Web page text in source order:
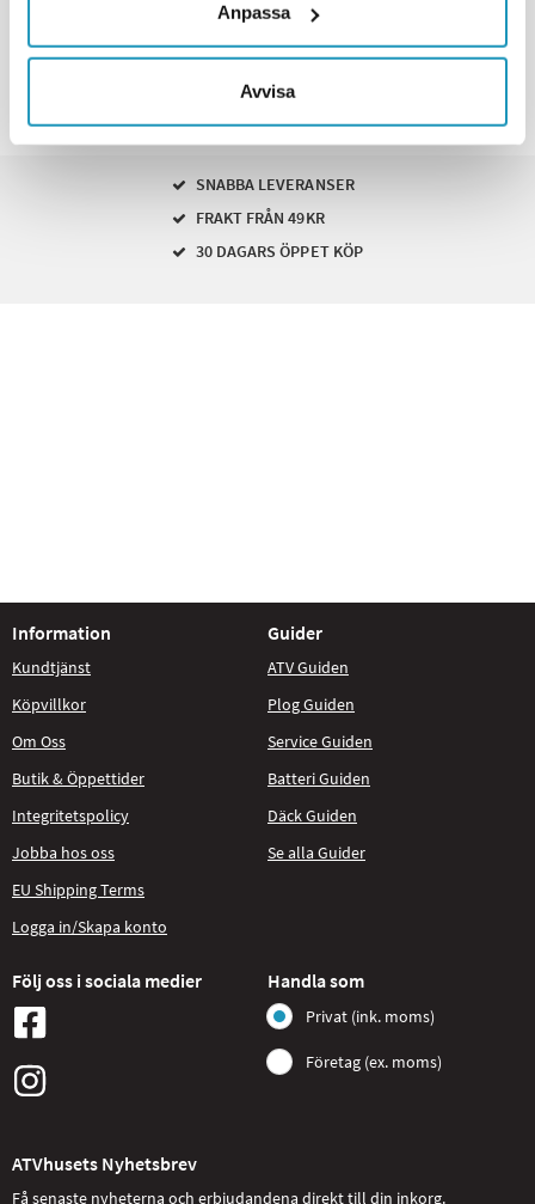
Anpassa
Avvisa
Visar4av4produkter
INGA FLER PRODUKTER
SNABBA LEVERANSER
FRAKT FRÅN 49KR
30 DAGARS ÖPPET KÖP
Information
Kundtjänst
Köpvillkor
Om Oss
Butik & Öppettider
Integritetspolicy
Jobba hos oss
EU Shipping Terms
Logga in/Skapa konto
Guider
ATV Guiden
Plog Guiden
Service Guiden
Batteri Guiden
Däck Guiden
Se alla Guider
Följ oss i sociala medier Handla som
Privat (ink. moms)
Företag (ex. moms)
ATVhusets Nyhetsbrev
Få senaste nyheterna och erbjudandena direkt till din inkorg.